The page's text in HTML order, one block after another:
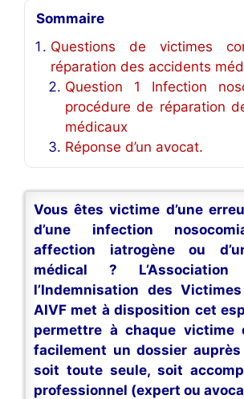
Sommaire
Questions de victimes
réparation des accidents
Question 1 Infection
procédure de réparation
médicaux
Réponse d’un avocat.
Vous êtes victime d’une
d’une infection
affection iatrogène ou
médical ?
l’Indemnisation des
AIVF met à disposition cet
permettre à chaque victime
facilement un dossier auprès
soit toute seule, soit
professionnel (expert ou